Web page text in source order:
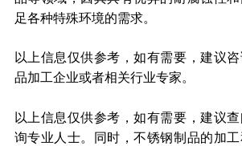
足各种特殊环境的需求。
以上信息仅供参考，如有需要，建议
品加工企业或者相关行业专家。
以上信息仅供参考，如有需要，建议
询专业人士。同时，不锈钢制品的加